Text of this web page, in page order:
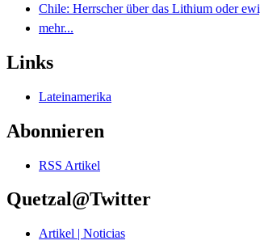
Chile: Herrscher über das Lithium oder
mehr...
Links
Lateinamerika
Abonnieren
RSS Artikel
Quetzal@Twitter
Artikel | Noticias